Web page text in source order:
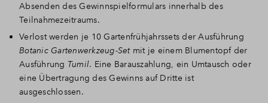
Absenden des Gewinnspielformulars innerhalb des
Teilnahmezeitraums.
Verlost werden je 10 Gartenfrühjahrssets der Ausführung
Botanic Gartenwerkzeug-Setmit je einem Blumentopf der
Ausführung Tumil. Eine Barauszahlung, ein Umtausch oder
eine Übertragung des Gewinns auf Dritte ist
ausgeschlossen.